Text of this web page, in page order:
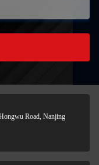
Road, Nanjing